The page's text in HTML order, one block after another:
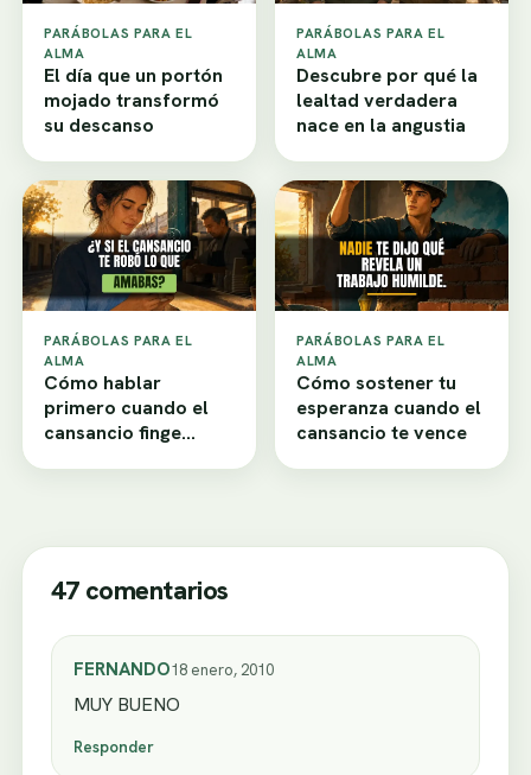
PARÁBOLAS PARA EL
ALMA
El día que un portón
mojado transformó
su descanso
PARÁBOLAS PARA EL
ALMA
Descubre por qué la
lealtad verdadera
nace en la angustia
PARÁBOLAS PARA EL
ALMA
Cómo hablar
primero cuando el
cansancio finge
PARÁBOLAS PARA EL
ALMA
Cómo sostener tu
esperanza cuando el
cansancio te vence
47 comentarios
FERNANDO18 enero, 2010
MUY BUENO
Responder